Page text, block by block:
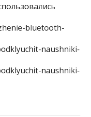
bluetooth-
naushniki-
naushniki-